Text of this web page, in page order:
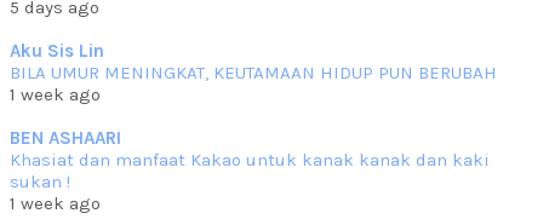
che mat ucapkan
Jun 30 2023
RESIPI KURMA AYAM MERAH
Assalammualaikum, salam semua. Hari ni 4 Zulhijjah 1444 Hijrah,
Jun 23 2023
RESIPI SAMBAL PARU
Assalammualaikum, salam sejahtera semua. Lama betul che mat tak
5 days ago
Aku Sis Lin
BILA UMUR MENINGKAT, KEUTAMAAN HIDUP PUN BERUBAH
1 week ago
BEN ASHAARI
Khasiat dan manfaat Kakao untuk kanak kanak dan kaki
sukan !
1 week ago